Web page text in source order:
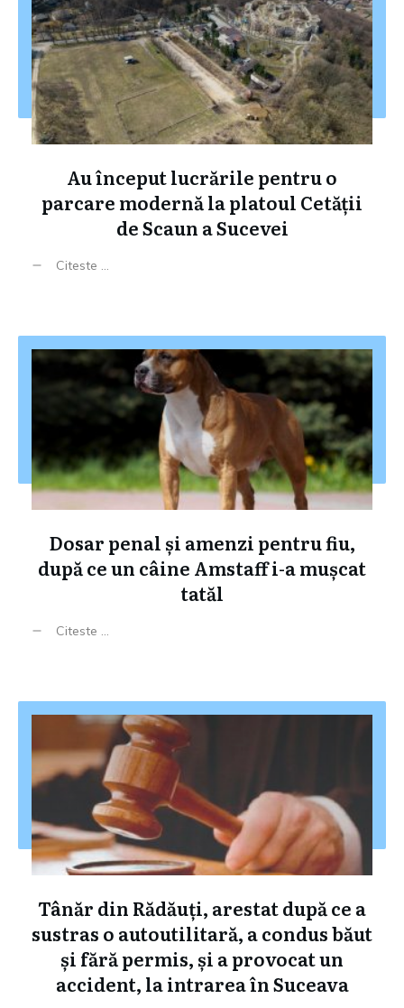
Au început lucrările pentru o
parcare modernă la platoul Cetății
de Scaun a Sucevei
Citeste ...
Dosar penal și amenzi pentru fiu,
după ce un câine Amstaff i-a mușcat
tatăl
Citeste ...
Tânăr din Rădăuți, arestat după ce a
sustras o autoutilitară, a condus băut
și fără permis, și a provocat un
accident, la intrarea în Suceava